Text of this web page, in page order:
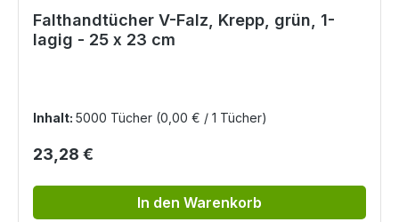
Falthandtücher V-Falz, Krepp, grün, 1-
lagig - 25 x 23 cm
Inhalt: 5000 Tücher (0,00 € / 1 Tücher)
Regulärer Preis:
23,28 €
In den Warenkorb